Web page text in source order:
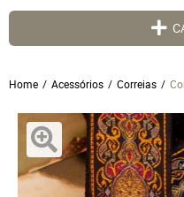
Home Acessórios Correias